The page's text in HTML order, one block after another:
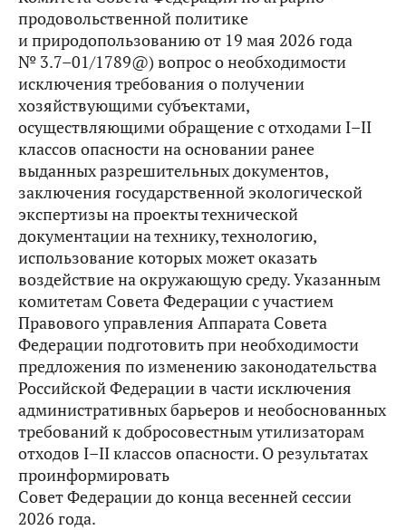
продовольственной политике
и природопользованию от 19 мая 2026 года
№ 3.7–01/1789@) вопрос о необходимости
исключения требования о получении
хозяйствующими субъектами,
осуществляющими обращение с отходами I–II
классов опасности на основании ранее
выданных разрешительных документов,
заключения государственной экологической
экспертизы на проекты технической
документации на технику, технологию,
использование которых может оказать
воздействие на окружающую среду. Указанным
комитетам Совета Федерации с участием
Правового управления Аппарата Совета
Федерации подготовить при необходимости
предложения по изменению законодательства
Российской Федерации в части исключения
административных барьеров и необоснованных
требований к добросовестным утилизаторам
отходов I–II классов опасности. О результатах
проинформировать
Совет Федерации до конца весенней сессии
2026 года.